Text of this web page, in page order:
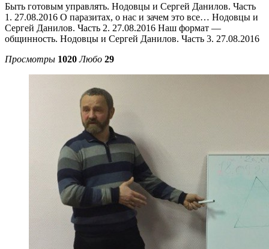
Быть готовым управлять. Нодовцы и Сергей Данилов. Часть
1. 27.08.2016 О паразитах, о нас и зачем это все… Нодовцы и
Сергей Данилов. Часть 2. 27.08.2016 Наш формат —
общинность. Нодовцы и Сергей Данилов. Часть 3. 27.08.2016
Просмотры 1020 Любо 29